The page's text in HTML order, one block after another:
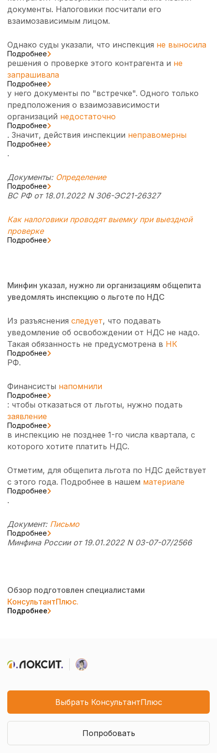
документы. Налоговики посчитали его
взаимозависимым лицом.
Однако суды указали, что инспекция не выносила
Подробнее
решения о проверке этого контрагента и не
запрашивала
Подробнее
у него документы по "встречке". Одного только
предположения о взаимозависимости
организаций недостаточно
Подробнее
. Значит, действия инспекции неправомерны
Подробнее
.
Документы: Определение
Подробнее
ВС РФ от 18.01.2022 N 306-ЭС21-26327
Как налоговики проводят выемку при выездной
проверке
Подробнее
Минфин указал, нужно ли организациям общепита
уведомлять инспекцию о льготе по НДС
Из разъяснения следует, что подавать
уведомление об освобождении от НДС не надо.
Такая обязанность не предусмотрена в НК
Подробнее
РФ.
Финансисты напомнили
Подробнее
: чтобы отказаться от льготы, нужно подать
заявление
Подробнее
в инспекцию не позднее 1-го числа квартала, с
которого хотите платить НДС.
Отметим, для общепита льгота по НДС действует
с этого года. Подробнее в нашем материале
Подробнее
.
Документ: Письмо
Подробнее
Минфина России от 19.01.2022 N 03-07-07/2566
Обзор подготовлен специалистами
КонсультантПлюс.
Подробнее
Выбрать КонсультантПлюс
Попробовать